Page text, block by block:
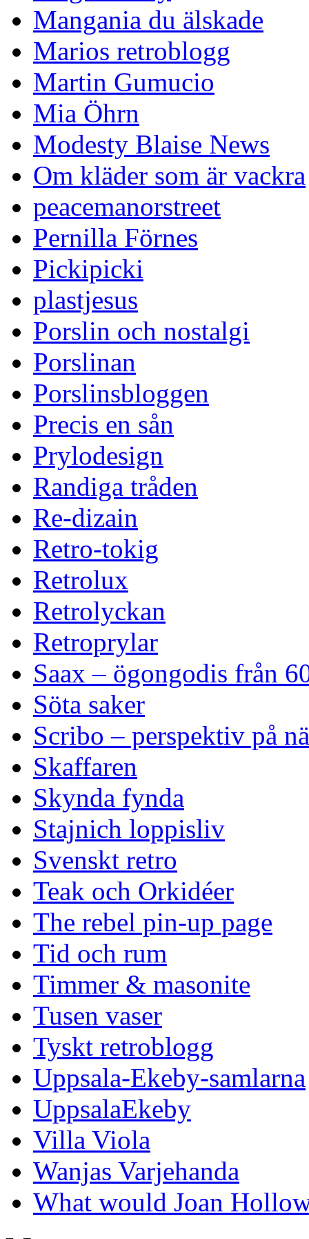
Mangania du älskade
Marios retroblogg
Martin Gumucio
Mia Öhrn
Modesty Blaise News
Om kläder som är vackra
peacemanorstreet
Pernilla Förnes
Pickipicki
plastjesus
Porslin och nostalgi
Porslinan
Porslinsbloggen
Precis en sån
Prylodesign
Randiga tråden
Re-dizain
Retro-tokig
Retrolux
Retrolyckan
Retroprylar
Saax – ögongodis från
Söta saker
Scribo – perspektiv på
Skaffaren
Skynda fynda
Stajnich loppisliv
Svenskt retro
Teak och Orkidéer
The rebel pin-up page
Tid och rum
Timmer & masonite
Tusen vaser
Tyskt retroblogg
Uppsala-Ekeby-samlarna
UppsalaEkeby
Villa Viola
Wanjas Varjehanda
What would Joan